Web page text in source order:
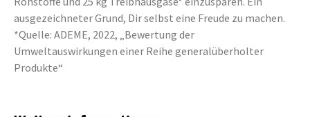
ausgezeichneter Grund, Dir selbst eine Freude zu machen.
*Quelle: ADEME, 2022, „Bewertung der
Umweltauswirkungen einer Reihe generalüberholter
Produkte“